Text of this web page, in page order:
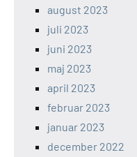
august 2023
juli 2023
juni 2023
maj 2023
april 2023
februar 2023
januar 2023
december 2022